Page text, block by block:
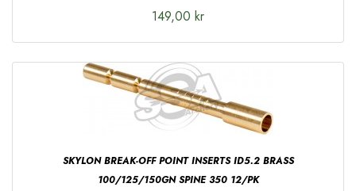
149,00 kr
SKYLON BREAK-OFF POINT INSERTS ID5.2 BRASS
100/125/150GN SPINE 350 12/PK